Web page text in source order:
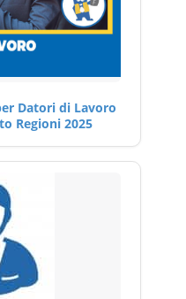
Datori di Lavoro
Regioni 2025